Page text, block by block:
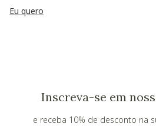
Eu quero
Inscreva-se em
e receba 10% de desconto na